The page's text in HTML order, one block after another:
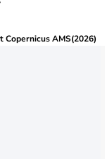
Copernicus AMS(2026)